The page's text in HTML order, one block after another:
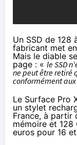
Un SSD de 128
fabricant met
Mais le diable
page : « le SSD
ne peut être retiré
conformément
Le Surface Pro
un stylet
France, à partir
mémoire et
euros pour 16